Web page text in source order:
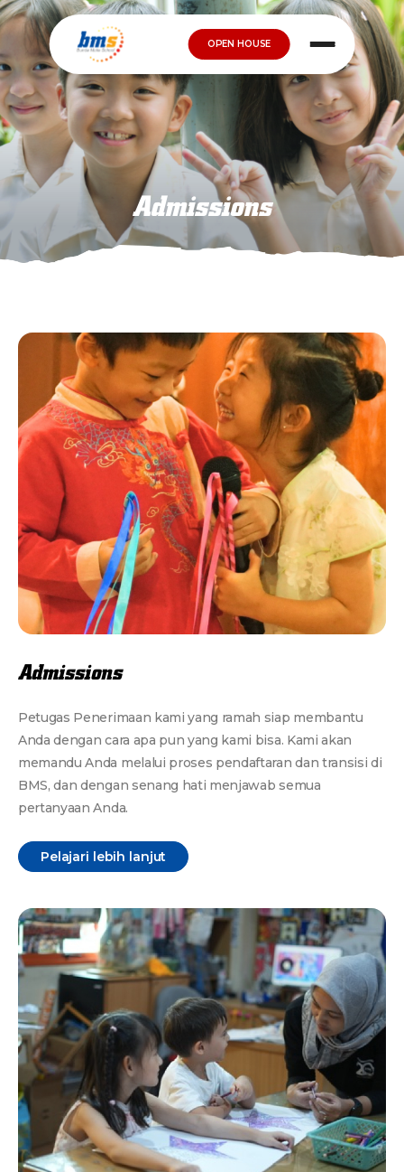
OPEN HOUSE
Admissions
Admissions
Petugas Penerimaan kami yang ramah siap membantu
Anda dengan cara apa pun yang kami bisa. Kami akan
memandu Anda melalui proses pendaftaran dan transisi di
BMS, dan dengan senang hati menjawab semua
pertanyaan Anda.
Pelajari lebih lanjut